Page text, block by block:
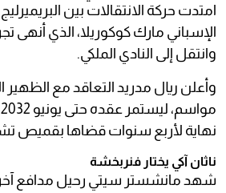
امتدت حركة الانتقالات بين
الإسباني مارك كوكوريلا، الذي أنهى
وانتقل إلى النادي الملكي.
وأعلن ريال مدريد التعاقد مع الظهير
نهاية لأربع سنوات قضاها بقميص
ناثان آكي يختار فنربخشة
شهد مانشستر سيتي رحيل مدافع آخر